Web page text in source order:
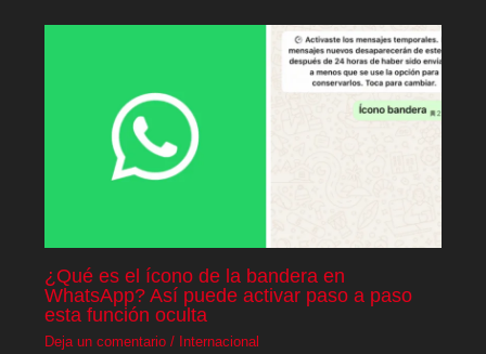
¿Qué es el ícono de la bandera en
WhatsApp? Así puede activar paso a paso
esta función oculta
Deja un comentario / Internacional